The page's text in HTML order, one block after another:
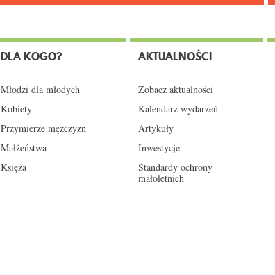
DLA KOGO?
Młodzi dla młodych
Kobiety
Przymierze mężczyzn
Małżeństwa
Księża
AKTUALNOŚCI
Zobacz aktualności
Kalendarz wydarzeń
Artykuły
Inwestycje
Standardy ochrony
małoletnich